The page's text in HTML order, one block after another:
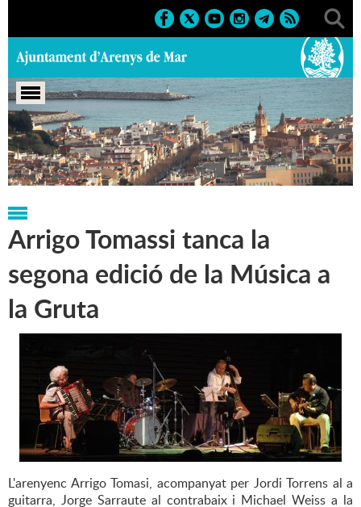
Portada > Marcs > Culturals > 2009 > Música a la Gruta'09
Arrigo Tomassi tanca la
segona edició de la Música a
la Gruta
L'arenyenc Arrigo Tomasi, acompanyat per Jordi Torrens al a
guitarra, Jorge Sarraute al contrabaix i Michael Weiss a la